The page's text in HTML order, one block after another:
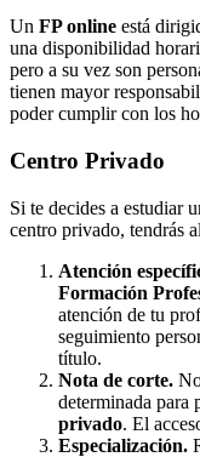
Un FP online está
una disponibilidad
pero a su vez son
tienen mayor
poder cumplir con los
Centro Privado
Si te decides a estudiar
centro privado, tendrás
Atención
Formación
atención de tu
seguimiento
título.
Nota de corte.
determinada para
privado. El
Especialización.